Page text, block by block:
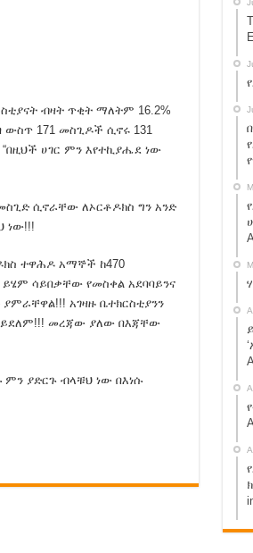
ተዋወቁት!
ተያዘ !
ብዛት ጥቂት ማለትም 16.2%
ውስጥ 171 መስጊዶች ሲኖሩ 131
ሀገር ምን እየተኪያሔደ ነው
ሲኖራቸው ለኦርቶዶክስ ግን አንድ
ነው!!!
ተዋሕዶ አማኞች ከ470
ይሄም ሳይበቃቸው የመስቀል አደባባይንና
አገዛዙ ቤተክርስቲያንን
መረጃው ያለው በእጃቸው
ምን ያድርጉ ብላቹህ ነው በእነሱ